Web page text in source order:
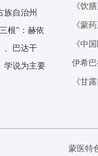
族自治州
根”：赫依
、巴达干
学说为主要
《饮
《蒙
《中
伊希
《甘
蒙医特